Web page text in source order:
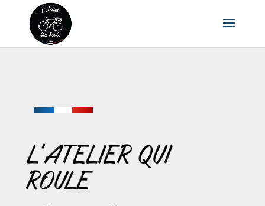
L’ATELIER QUI
ROULE